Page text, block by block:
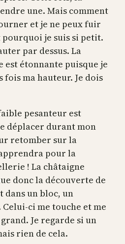
une. Mais comment
et je ne peux fuir
pourquoi je suis si petit.
par dessus. La
est étonnante puisque je
ma hauteur. Je dois
pesanteur est
déplacer durant mon
retomber sur la
pour la
! La châtaigne
donc la découverte de
dans un bloc, un
ci me touche et me
Je regarde si un
rien de cela.